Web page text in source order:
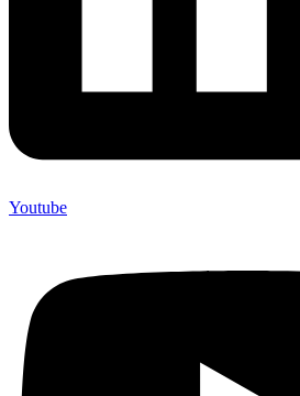
Youtube